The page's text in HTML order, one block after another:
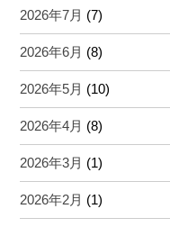
2026年7月 (7)
2026年6月 (8)
2026年5月 (10)
2026年4月 (8)
2026年3月 (1)
2026年2月 (1)